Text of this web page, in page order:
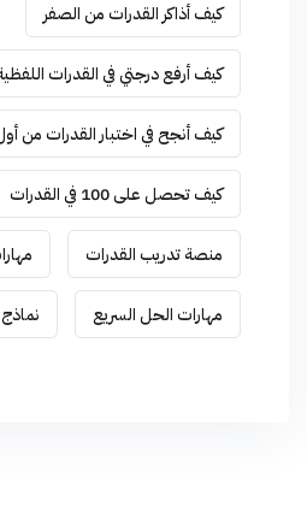
كيف أذاكر القدرات من الصفر
كيف أرفع درجتي في القدرات
كيف أنجح في اختبار القدرات من
كيف تحصل على 100 في القدرات
منصة تدريب القدرات
مهارات الحل السريع